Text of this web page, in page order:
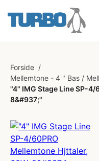
Forside /
Mellemtone - 4 " Bas /
"4" IMG Stage Line SP-4/
8&#937;"